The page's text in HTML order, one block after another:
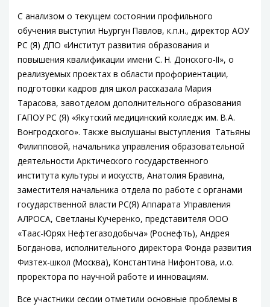
С анализом о текущем состоянии профильного
обучения выступил Ньургун Павлов, к.п.н., директор АОУ
РС (Я) ДПО «Институт развития образования и
повышения квалификации имени С. Н. Донского-II», о
реализуемых проектах в области профориентации,
подготовки кадров для школ рассказала Мария
Тарасова, завотделом дополнительного образования
ГАПОУ РС (Я) «Якутский медицинский колледж им. В.А.
Вонгродского». Также выслушаны выступления Татьяны
Филипповой, начальника управления образовательной
деятельности Арктического государственного
института культуры и искусств, Анатолия Бравина,
заместителя начальника отдела по работе с органами
государственной власти РС(Я) Аппарата Управления
АЛРОСА, Светланы Кучеренко, представителя ООО
«Таас-Юрях Нефтегазодобыча» (Роснефть), Андрея
Богданова, исполнительного директора Фонда развития
Физтех-школ (Москва), Константина Нифонтова, и.о.
проректора по научной работе и инновациям.
Все участники сессии отметили основные проблемы в